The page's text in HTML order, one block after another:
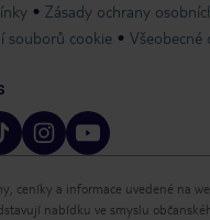
Zásady ochrany
souborů cookie
ceníky a informace uvedené na
nabídku ve smyslu